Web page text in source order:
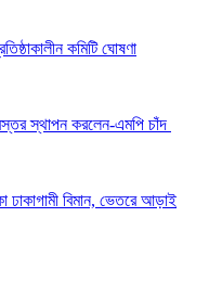
কমিটি ঘোষণা
স্থাপন করলেন-এমপি চাঁদ
ঢাকাগামী বিমান, ভেতরে আড়াই